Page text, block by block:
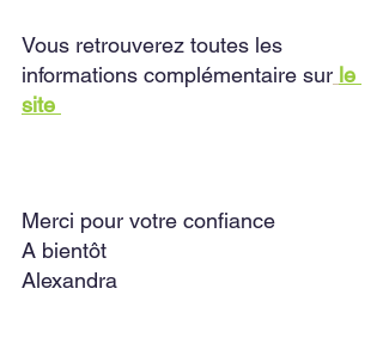
Vous retrouverez toutes les
informations complémentaire sur le
site
Merci pour votre confiance
A bientôt
Alexandra